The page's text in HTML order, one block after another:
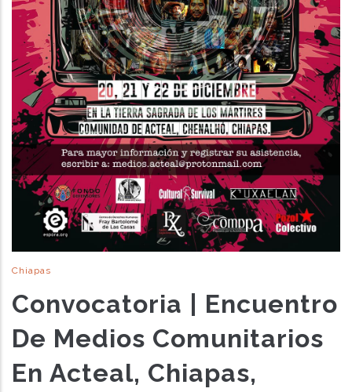
Chiapas
Convocatoria | Encuentro
De Medios Comunitarios
En Acteal, Chiapas,